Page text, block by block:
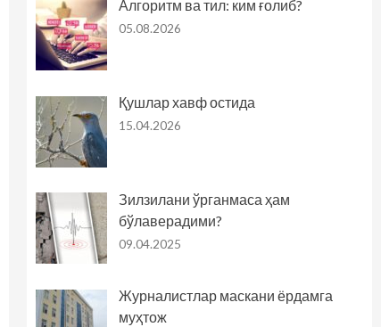
Алгоритм ва тил: ким ғолиб?
05.08.2026
Қушлар хавф остида
15.04.2026
Зилзилани ўрганмаса ҳам
бўлаверадими?
09.04.2025
Журналистлар маскани ёрдамга
муҳтож